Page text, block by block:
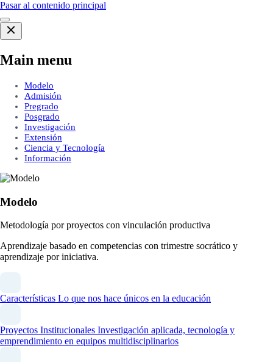
Pasar al contenido principal
Main menu
Modelo
Admisión
Pregrado
Posgrado
Investigación
Extensión
Ciencia y Tecnología
Información
Modelo
Metodología por proyectos con vinculación productiva
Aprendizaje basado en competencias con trimestre socrático y
aprendizaje por iniciativa.
Características Lo que nos hace únicos en la educación
Proyectos Institucionales Investigación aplicada, tecnología y
emprendimiento en equipos multidisciplinarios